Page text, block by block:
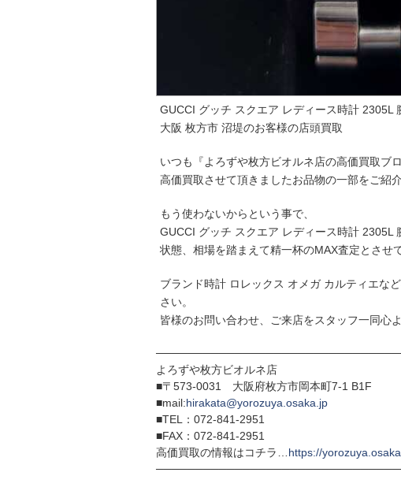
GUCCI グッチ スクエア レディース時計 2305L
大阪 枚方市 沼堤のお客様の店頭買取
いつも『よろずや枚方ビオルネ店の高価買取ブ
高価買取させて頂きましたお品物の一部をご紹介
もう使わないからという事で、
GUCCI グッチ スクエア レディース時計 2305L
状態、相場を踏まえて精一杯のMAX査定とさせ
ブランド時計 ロレックス オメガ カルティエな
さい。
皆様のお問い合わせ、ご来店をスタッフ一同心
よろずや枚方ビオルネ店
■〒573-0031 大阪府枚方市岡本町7-1 B1F
■mail:hirakata@yorozuya.osaka.jp
■TEL：072-841-2951
■FAX：072-841-2951
高価買取の情報はコチラ…https://